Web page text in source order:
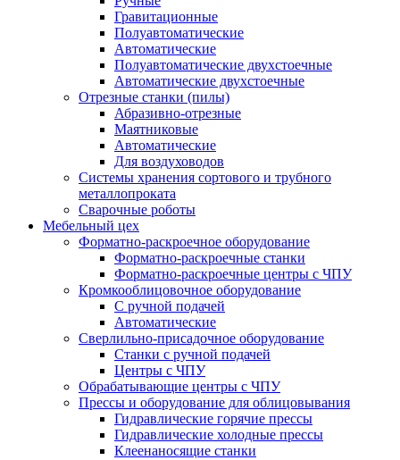
Гравитационные
Полуавтоматические
Автоматические
Полуавтоматические двухстоечные
Автоматические двухстоечные
Отрезные станки (пилы)
Абразивно-отрезные
Маятниковые
Автоматические
Для воздуховодов
Системы хранения сортового и трубного
металлопроката
Сварочные роботы
Мебельный цех
Форматно-раскроечное оборудование
Форматно-раскроечные станки
Форматно-раскроечные центры с ЧПУ
Кромкооблицовочное оборудование
С ручной подачей
Автоматические
Сверлильно-присадочное оборудование
Станки с ручной подачей
Центры с ЧПУ
Обрабатывающие центры с ЧПУ
Прессы и оборудование для облицовывания
Гидравлические горячие прессы
Гидравлические холодные прессы
Клеенаносящие станки